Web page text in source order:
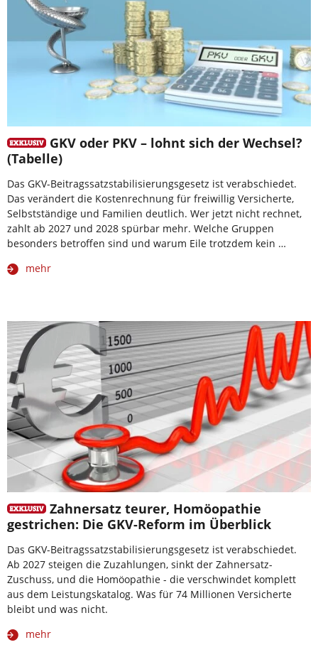
GKV oder PKV – lohnt sich der Wechsel?
(Tabelle)
Das GKV-Beitragssatzstabilisierungsgesetz ist verabschiedet.
Das verändert die Kostenrechnung für freiwillig Versicherte,
Selbstständige und Familien deutlich. Wer jetzt nicht rechnet,
zahlt ab 2027 und 2028 spürbar mehr. Welche Gruppen
besonders betroffen sind und warum Eile trotzdem kein …
mehr
Zahnersatz teurer, Homöopathie
gestrichen: Die GKV-Reform im Überblick
Das GKV-Beitragssatzstabilisierungsgesetz ist verabschiedet.
Ab 2027 steigen die Zuzahlungen, sinkt der Zahnersatz-
Zuschuss, und die Homöopathie - die verschwindet komplett
aus dem Leistungskatalog. Was für 74 Millionen Versicherte
bleibt und was nicht.
mehr